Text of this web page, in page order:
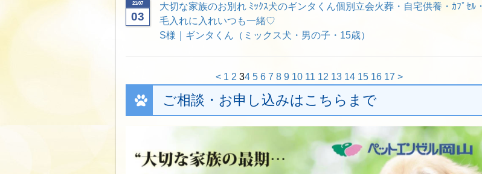
21/07
03
大切な家族のお別れ ﾐｯｸｽ犬のギンタくん個別立会火葬・自宅供養・ｶﾌﾟｾﾙ・
毛入れに入れいつも一緒♡
S様｜ギンタくん（ミックス犬・男の子・15歳）
< 1 2 34 5 6 7 8 9 10 11 12 13 14 15 16 17 >
ご相談・お申し込みはこちらまで